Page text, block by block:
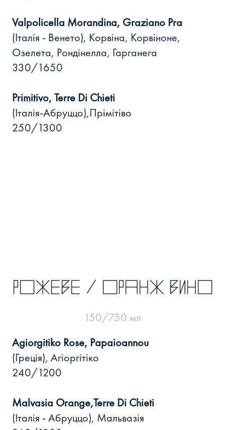
Valpolicella Morandina, Graziano Pra
(Італія - Венето), Корвіна, Корвіноне,
Озелета, Рондінелла, Гарганега
330/1650
Primitivo, Terre Di Chieti
(Італія-Абруццо),Прімітіво
250/1300
рожеве / оранж вино
150/750 мл
Agiorgitiko Rose, Papaioannou
(Греція), Агіоргітіко
240/1200
Malvasia Orange,Terre Di Chieti
(Італія - Абруццо), Мальвазія